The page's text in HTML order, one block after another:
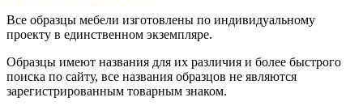
Все образцы мебели изготовлены по индивидуальному
проекту в единственном экземпляре.
Образцы имеют названия для их различия и более быстрого
поиска по сайту, все названия образцов не являются
зарегистрированным товарным знаком.